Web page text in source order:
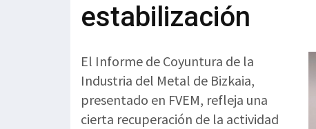
estabilización
El Informe de Coyuntura de la
Industria del Metal de Bizkaia,
presentado en FVEM, refleja una
cierta recuperación de la actividad